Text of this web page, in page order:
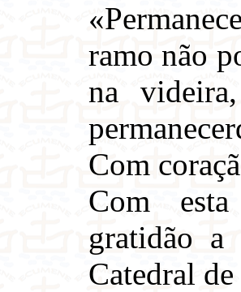
ramo não
na
Com
Com esta
gratidão a
Catedral